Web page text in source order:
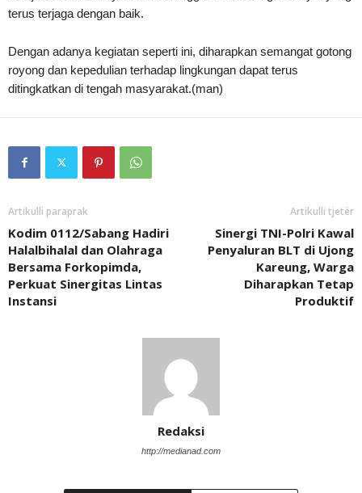
terus terjaga dengan baik.
Dengan adanya kegiatan seperti ini, diharapkan semangat gotong
royong dan kepedulian terhadap lingkungan dapat terus
ditingkatkan di tengah masyarakat.(man)
Artikulli paraprak
Kodim 0112/Sabang Hadiri
Halalbihalal dan Olahraga
Bersama Forkopimda,
Perkuat Sinergitas Lintas
Instansi
Artikulli tjetër
Sinergi TNI-Polri Kawal
Penyaluran BLT di Ujong
Kareung, Warga
Diharapkan Tetap
Produktif
Redaksi
http://medianad.com